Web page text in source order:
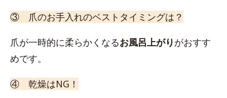
③ 爪のお手入れのベストタイミングは？
爪が一時的に柔らかくなるお風呂上がりがおすす
めです。
④ 乾燥はNG！